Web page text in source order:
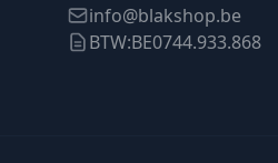
info@blakshop.be
BTW:BE0744.933.868